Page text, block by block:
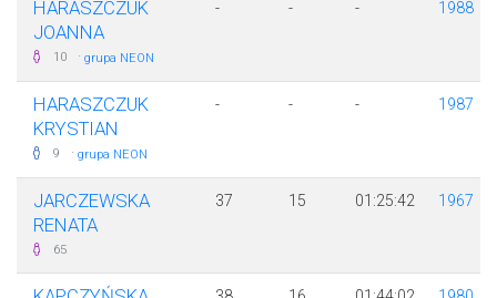
HARASZCZUK
JOANNA
10 · grupa NEON
- - - 1988
HARASZCZUK
KRYSTIAN
9 · grupa NEON
- - - 1987
JARCZEWSKA
RENATA
65
37 15 01:25:42 1967